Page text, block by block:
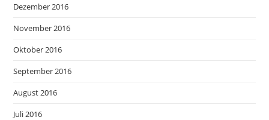
Dezember 2016
November 2016
Oktober 2016
September 2016
August 2016
Juli 2016